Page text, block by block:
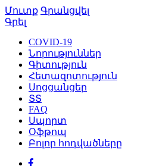
Մուտք Գրանցվել
Գրել
COVID-19
Նորություններ
Գիտություն
Հետազոտություն
Սոցցանցեր
ՏՏ
FAQ
Սպորտ
Օֆթոպ
Բոլոր հոդվածները